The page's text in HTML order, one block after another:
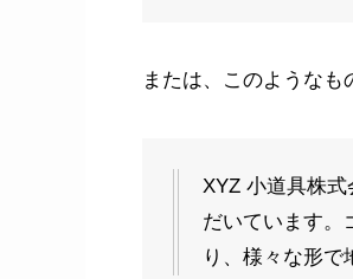
または、このようなも
XYZ 小道具株
だいています。
り、様々な形で